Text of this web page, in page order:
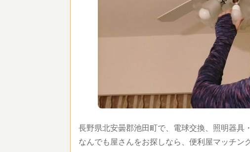
長野県北安曇郡池田町で、電球交換、照明器具
なんでも屋さんをお探しなら、便利屋マッチン